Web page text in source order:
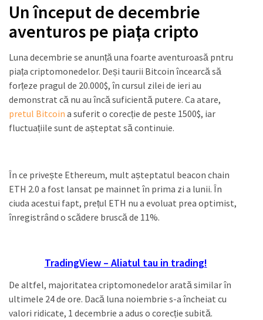
Un început de decembrie
aventuros pe piața cripto
Luna decembrie se anunță una foarte aventuroasă pntru
piața criptomonedelor. Deși taurii Bitcoin încearcă să
forțeze pragul de 20.000$, în cursul zilei de ieri au
demonstrat că nu au încă suficientă putere. Ca atare,
pretul Bitcoin a suferit o corecție de peste 1500$, iar
fluctuațiile sunt de așteptat să continuie.
În ce privește Ethereum, mult așteptatul beacon chain
ETH 2.0 a fost lansat pe mainnet în prima zi a lunii. În
ciuda acestui fapt, prețul ETH nu a evoluat prea optimist,
înregistrând o scădere bruscă de 11%.
TradingView – Aliatul tau in trading!
De altfel, majoritatea criptomonedelor arată similar în
ultimele 24 de ore. Dacă luna noiembrie s-a încheiat cu
valori ridicate, 1 decembrie a adus o corecție subită.